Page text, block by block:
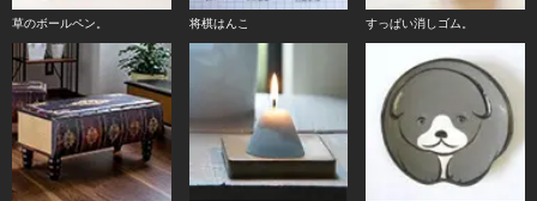
草のボールペン。 将棋はんこ すっぱい消しゴム。